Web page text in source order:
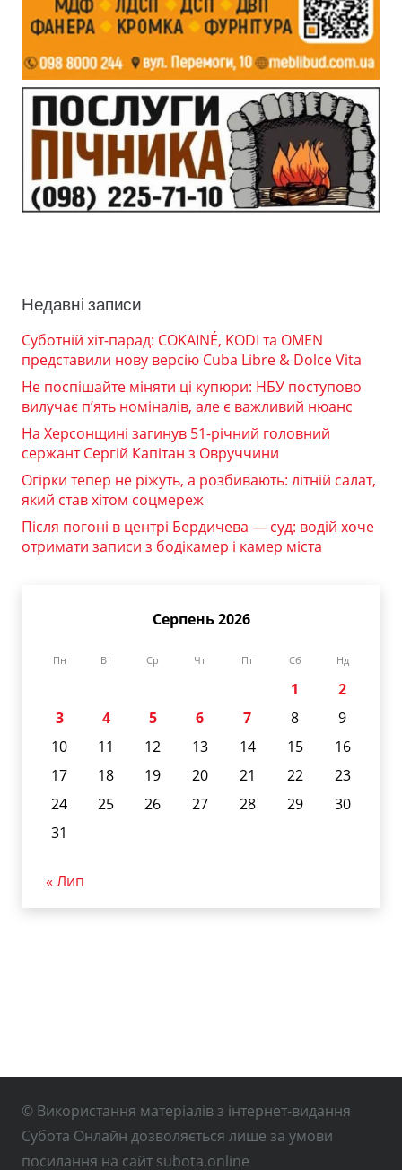
Недавні записи
Суботній хіт-парад: COKAINÉ, KODI та OMEN
представили нову версію Cuba Libre & Dolce Vita
Не поспішайте міняти ці купюри: НБУ поступово
вилучає п’ять номіналів, але є важливий нюанс
На Херсонщині загинув 51-річний головний
сержант Сергій Капітан з Овруччини
Огірки тепер не ріжуть, а розбивають: літній салат,
який став хітом соцмереж
Після погоні в центрі Бердичева — суд: водій хоче
отримати записи з бодікамер і камер міста
Серпень 2026
Пн Вт Ср Чт Пт Сб Нд
1
2
3
4 5 6 7 8
9
10
11 12 13 14 15
16
17
18 19 20 21 22
23
24
25 26 27 28 29
30
31
« Лип
© Використання матеріалів з інтернет-видання
Субота Онлайн дозволяється лише за умови
посилання на сайт subota.online